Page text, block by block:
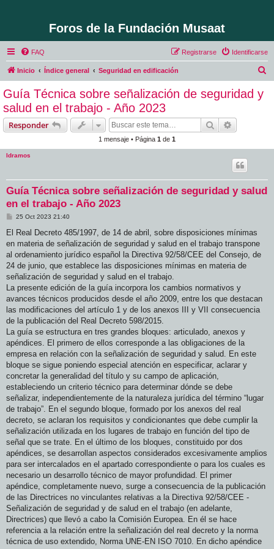
Foros de la Fundación Musaat
FAQ Identificarse
Registrarse
Inicio Índice general Seguridad en edificación
Guía Técnica sobre señalización de seguridad y
salud en el trabajo - Año 2023
Responder Buscar
1 mensaje • Página 1 de 1
ldramos
Guía Técnica sobre señalización de seguridad y salud
en el trabajo - Año 2023
M
n
a
25 Oct 2023 21:40
El Real Decreto 485/1997, de 14 de abril, sobre disposiciones mínimas
en materia de señalización de seguridad y salud en el trabajo transpone
al ordenamiento jurídico español la Directiva 92/58/CEE del Consejo, de
24 de junio, que establece las disposiciones mínimas en materia de
señalización de seguridad y salud en el trabajo.
La presente edición de la guía incorpora los cambios normativos y
avances técnicos producidos desde el año 2009, entre los que destacan
las modificaciones del artículo 1 y de los anexos III y VII consecuencia
de la publicación del Real Decreto 598/2015.
La guía se estructura en tres grandes bloques: articulado, anexos y
apéndices. El primero de ellos corresponde a las obligaciones de la
empresa en relación con la señalización de seguridad y salud. En este
bloque se sigue poniendo especial atención en especificar, aclarar y
concretar la generalidad del título y su campo de aplicación,
estableciendo un criterio técnico para determinar dónde se debe
señalizar, independientemente de la naturaleza jurídica del término “lugar
de trabajo”. En el segundo bloque, formado por los anexos del real
decreto, se aclaran los requisitos y condicionantes que debe cumplir la
señalización utilizada en los lugares de trabajo en función del tipo de
señal que se trate. En el último de los bloques, constituido por dos
apéndices, se desarrollan aspectos considerados excesivamente amplios
para ser intercalados en el apartado correspondiente o para los cuales es
necesario un desarrollo técnico de mayor profundidad. El primer
apéndice, completamente nuevo, surge a consecuencia de la publicación
de las Directrices no vinculantes relativas a la Directiva 92/58/CEE -
Señalización de seguridad y de salud en el trabajo (en adelante,
Directrices) que llevó a cabo la Comisión Europea. En él se hace
referencia a la relación entre la señalización del real decreto y la norma
técnica de uso extendido, Norma UNE-EN ISO 7010. En dicho apéndice